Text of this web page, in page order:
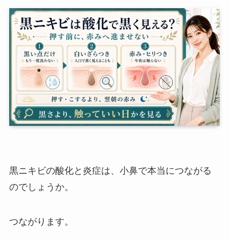
黒ニキビの酸化と炎症は、小鼻で本当につながる
のでしょうか。
つながります。